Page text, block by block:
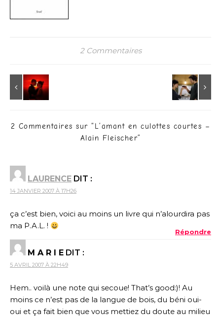
2 Commentaires
2 Commentaires sur “ L’amant en culottes courtes –
Alain Fleischer”
LAURENCE DIT :
14 JANVIER 2007 À 17H26
ça c’est bien, voici au moins un livre qui n’alourdira pas
ma P.A.L. !
Répondre
M A R I E DIT :
5 AVRIL 2007 À 22H49
Hem.. voilà une note qui secoue! That’s good:)! Au
moins ce n’est pas de la langue de bois, du béni oui-
oui et ça fait bien que vous mettiez du doute au milieu